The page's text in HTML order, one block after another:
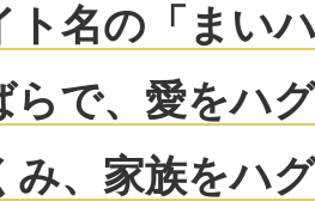
ト名の「まい
らで、愛をハ
み、家族をハ